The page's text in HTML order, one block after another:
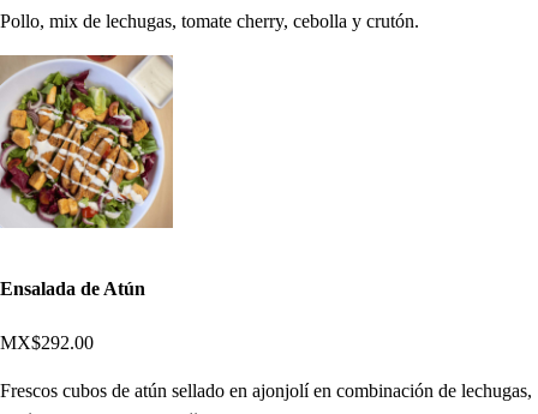
Pollo, mix de lechugas, tomate cherry, cebolla y crutón.
Ensalada de Atún
MX$292.00
Frescos cubos de atún sellado en ajonjolí en combinación de lechugas,